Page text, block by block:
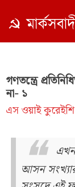
গণতন্ত্রে
না- ১
এস ওয়াই কুরেইশি
আসন